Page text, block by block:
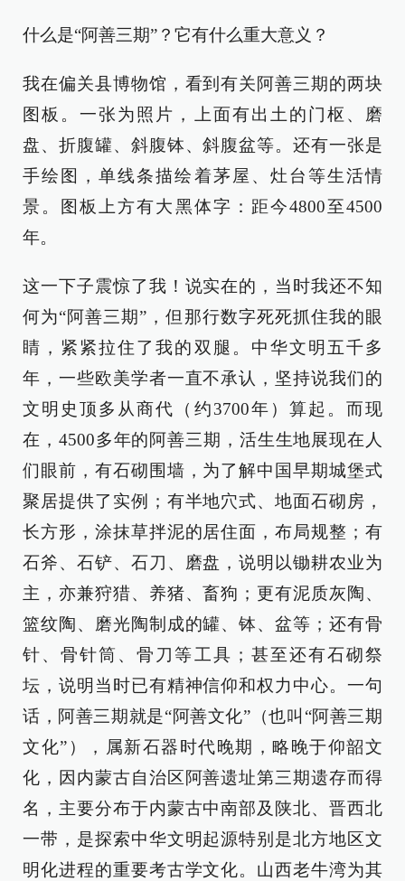
什么是“阿善三期”？它有什么重大意义？
我在偏关县博物馆，看到有关阿善三期的两块
图板。一张为照片，上面有出土的门枢、磨
盘、折腹罐、斜腹钵、斜腹盆等。还有一张是
手绘图，单线条描绘着茅屋、灶台等生活情
景。图板上方有大黑体字：距今4800至4500
年。
这一下子震惊了我！说实在的，当时我还不知
何为“阿善三期”，但那行数字死死抓住我的眼
睛，紧紧拉住了我的双腿。中华文明五千多
年，一些欧美学者一直不承认，坚持说我们的
文明史顶多从商代（约3700年）算起。而现
在，4500多年的阿善三期，活生生地展现在人
们眼前，有石砌围墙，为了解中国早期城堡式
聚居提供了实例；有半地穴式、地面石砌房，
长方形，涂抹草拌泥的居住面，布局规整；有
石斧、石铲、石刀、磨盘，说明以锄耕农业为
主，亦兼狩猎、养猪、畜狗；更有泥质灰陶、
篮纹陶、磨光陶制成的罐、钵、盆等；还有骨
针、骨针筒、骨刀等工具；甚至还有石砌祭
坛，说明当时已有精神信仰和权力中心。一句
话，阿善三期就是“阿善文化”（也叫“阿善三期
文化”），属新石器时代晚期，略晚于仰韶文
化，因内蒙古自治区阿善遗址第三期遗存而得
名，主要分布于内蒙古中南部及陕北、晋西北
一带，是探索中华文明起源特别是北方地区文
明化进程的重要考古学文化。山西老牛湾为其